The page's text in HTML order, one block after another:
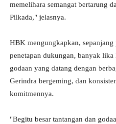
memelihara semangat bertarung
Pilkada," jelasnya.
HBK mengungkapkan, sepanjang
penetapan dukungan, banyak lika
godaan yang datang dengan
Gerindra bergeming, dan
komitmennya.
"Begitu besar tantangan dan